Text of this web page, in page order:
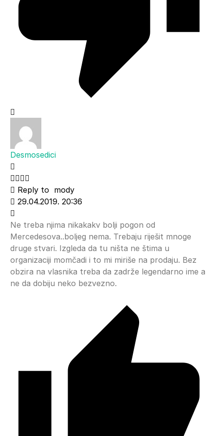
Desmosedici
Reply to mody
29.04.2019. 20:36
Ne treba njima nikakakv bolji pogon od
Mercedesova..boljeg nema. Trebaju riješit mnoge
druge stvari. Izgleda da tu ništa ne štima u
organizaciji momčadi i to mi miriše na prodaju. Bez
obzira na vlasnika treba da zadrže legendarno ime a
ne da dobiju neko bezvezno.